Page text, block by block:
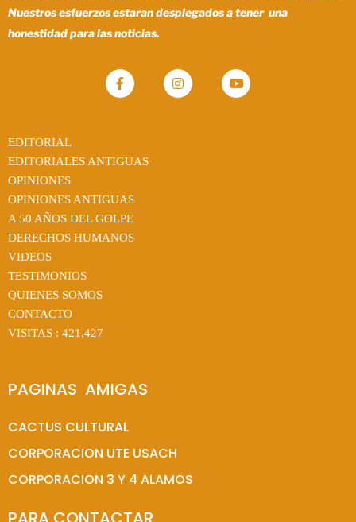
Nuestros esfuerzos estaran desplegados a tener una
honestidad para las noticias.
EDITORIAL
EDITORIALES ANTIGUAS
OPINIONES
OPINIONES ANTIGUAS
A 50 AÑOS DEL GOLPE
DERECHOS HUMANOS
VIDEOS
TESTIMONIOS
QUIENES SOMOS
CONTACTO
VISITAS : 421,427
PAGINAS  AMIGAS
CACTUS CULTURAL
CORPORACION UTE USACH
CORPORACION 3 Y 4 ALAMOS